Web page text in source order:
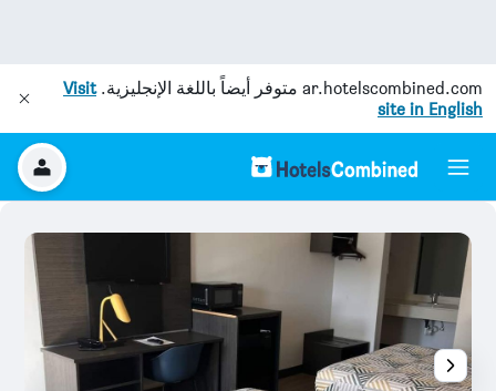
ar.hotelscombined.com متوفر أيضاً باللغة الإنجليزية.Visit
site in English